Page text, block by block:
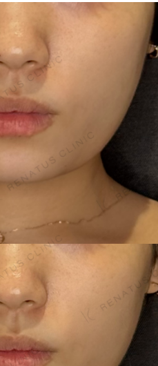
アートメイク症例一覧
クリニック一覧
医師一覧
看護師一覧